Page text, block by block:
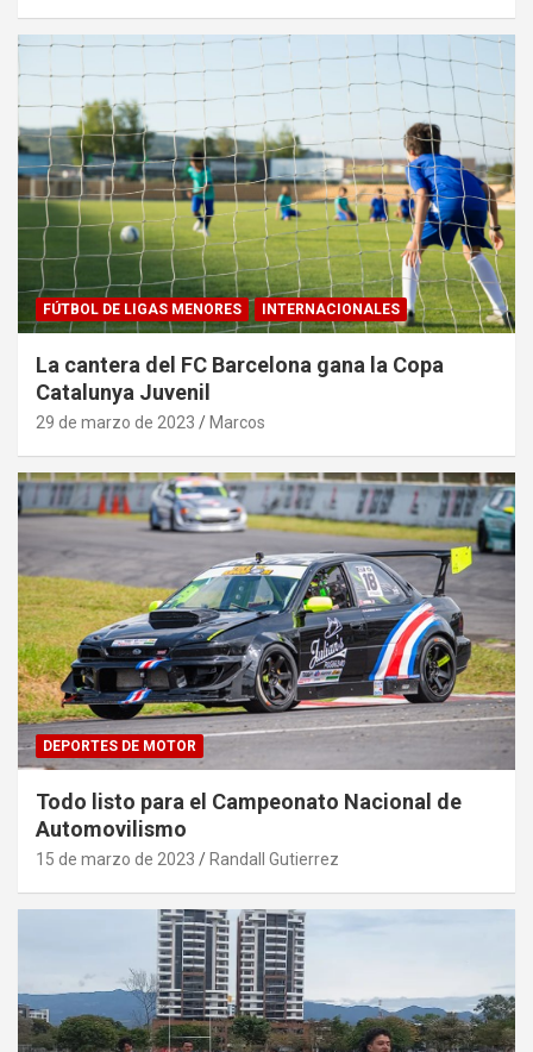
FÚTBOL DE LIGAS MENORES INTERNACIONALES
La cantera del FC Barcelona gana la Copa
Catalunya Juvenil
29 de marzo de 2023 Marcos
DEPORTES DE MOTOR
Todo listo para el Campeonato Nacional de
Automovilismo
15 de marzo de 2023 Randall Gutierrez